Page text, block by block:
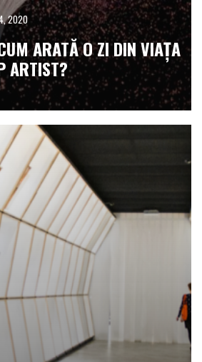
2020
ARATĂ O ZI DIN VIAȚA
ARTIST?